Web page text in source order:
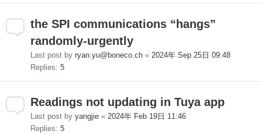
the SPI communications “hangs”
randomly-urgently
Last post by ryan.yu@boneco.ch « 2024年 Sep 25日 09:48
Replies: 5
Readings not updating in Tuya app
Last post by yangjie « 2024年 Feb 19日 11:46
Replies: 5